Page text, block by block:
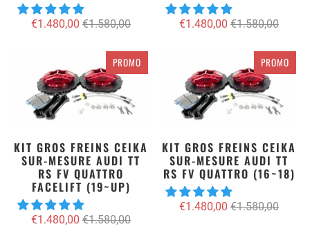
€1.480,00 €1.580,00 €1.480,00 €1.580,00
PROMO
KIT GROS FREINS CEIKA
SUR-MESURE AUDI TT
RS FV QUATTRO
FACELIFT (19~UP)
€1.480,00 €1.580,00
PROMO
KIT GROS FREINS CEIKA
SUR-MESURE AUDI TT
RS FV QUATTRO (16~18)
€1.480,00 €1.580,00